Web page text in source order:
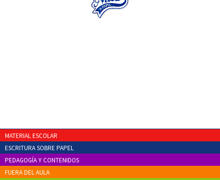
MATERIAL ESCOLAR
ESCRITURA SOBRE PAPEL
PEDAGOGÍA Y CONTENIDOS
FUERA DEL AULA